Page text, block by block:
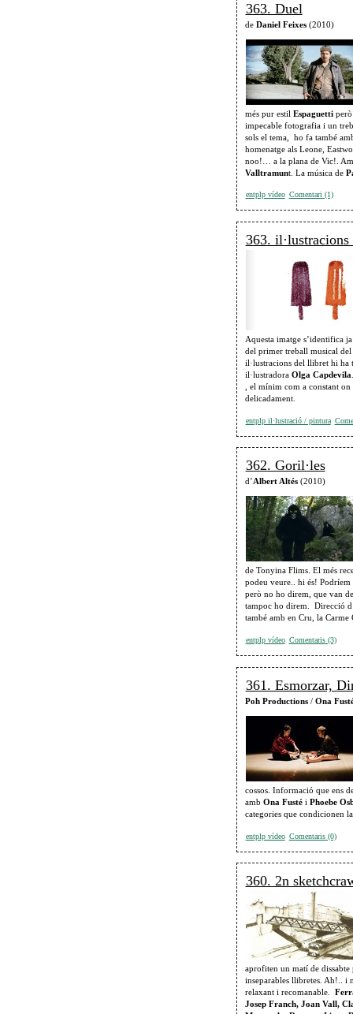
363. Duel
deDaniel Feixes(2010)
més pur estil Espaguettiperò
impecable fotografia i un
sols el tema, ho fa també
homenatge als Leone,
noo!… a la plana de Vic!.
Valltramunt. La música de
entplp vídeo Comentari (1)
363.
Aquesta imatge s’identifica
del primer treball musical del
il·lustracions del llibret hi ha
il·lustradora Olga Capdevila
, el mínim com a constant
delicadament.
entplp il·lustració / pintura
362. Goril·les
d’Albert Altés (2010)
de Tonyina Flims. El més
podeu veure.. hi és! Podríem
però no ho direm, que van
tampoc ho direm. Direcció
també amb en Cru, la
entplp vídeo Comentaris (3)
361. Esmorzar,
Poh Productions/ Ona
cossos. Informació que ens
amb Ona Fustéi Phoebe
categories que condicionen
entplp vídeo Comentaris (0)
360. 2n
aprofiten un matí de dissabte
inseparables llibretes. Ah!.. i
relaxant i recomanable.
Josep Franch, Joan Vall,